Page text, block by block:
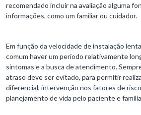
recomendado incluir na avaliação alguma
informações, como um familiar ou cuidador.
Em função da velocidade de instalação
comum haver um período relativamente
sintomas e a busca de atendimento.
atraso deve ser evitado, para permitir
diferencial, intervenção nos fatores de
planejamento de vida pelo paciente e